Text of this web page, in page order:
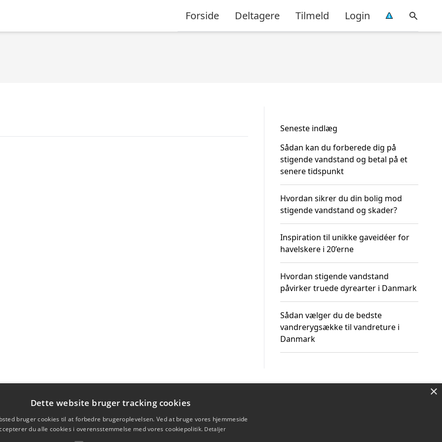
Forside Deltagere Tilmeld Login
Seneste indlæg
Sådan kan du forberede dig på
stigende vandstand og betal på et
senere tidspunkt
Hvordan sikrer du din bolig mod
stigende vandstand og skader?
Inspiration til unikke gaveidéer for
havelskere i 20’erne
Hvordan stigende vandstand
påvirker truede dyrearter i Danmark
Sådan vælger du de bedste
vandrerygsække til vandreture i
Danmark
×
Dette website bruger tracking cookies
bruger cookies til at forbedre brugeroplevelsen. Ved at bruge vores hjemmeside
du alle cookies i overensstemmelse med vores cookiepolitik. Detaljer